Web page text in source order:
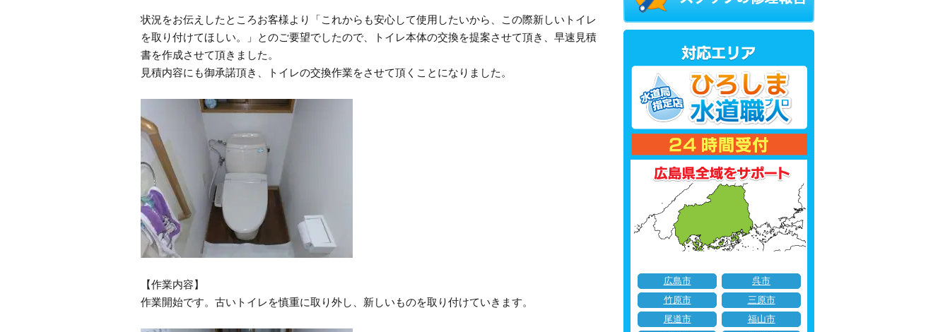
状況をお伝えしたところお客様より「これからも安心して使用したいから、この際新しいトイレ
を取り付けてほしい。」とのご要望でしたので、トイレ本体の交換を提案させて頂き、早速見積
書を作成させて頂きました。
見積内容にも御承諾頂き、トイレの交換作業をさせて頂くことになりました。
【作業内容】
作業開始です。古いトイレを慎重に取り外し、新しいものを取り付けていきます。
広島市
呉市
竹原市
三原市
尾道市
福山市